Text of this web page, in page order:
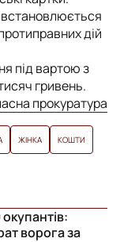
встановлюється
дій
під вартою з
гривень.
прокуратура
ЖІНКА КОШТИ
ворога за